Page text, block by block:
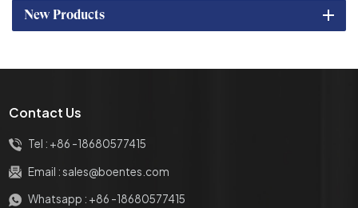
New Products
Contact Us
Tel : +86 -18680577415
Email :sales@boentes.com
Whatsapp : +86 -18680577415